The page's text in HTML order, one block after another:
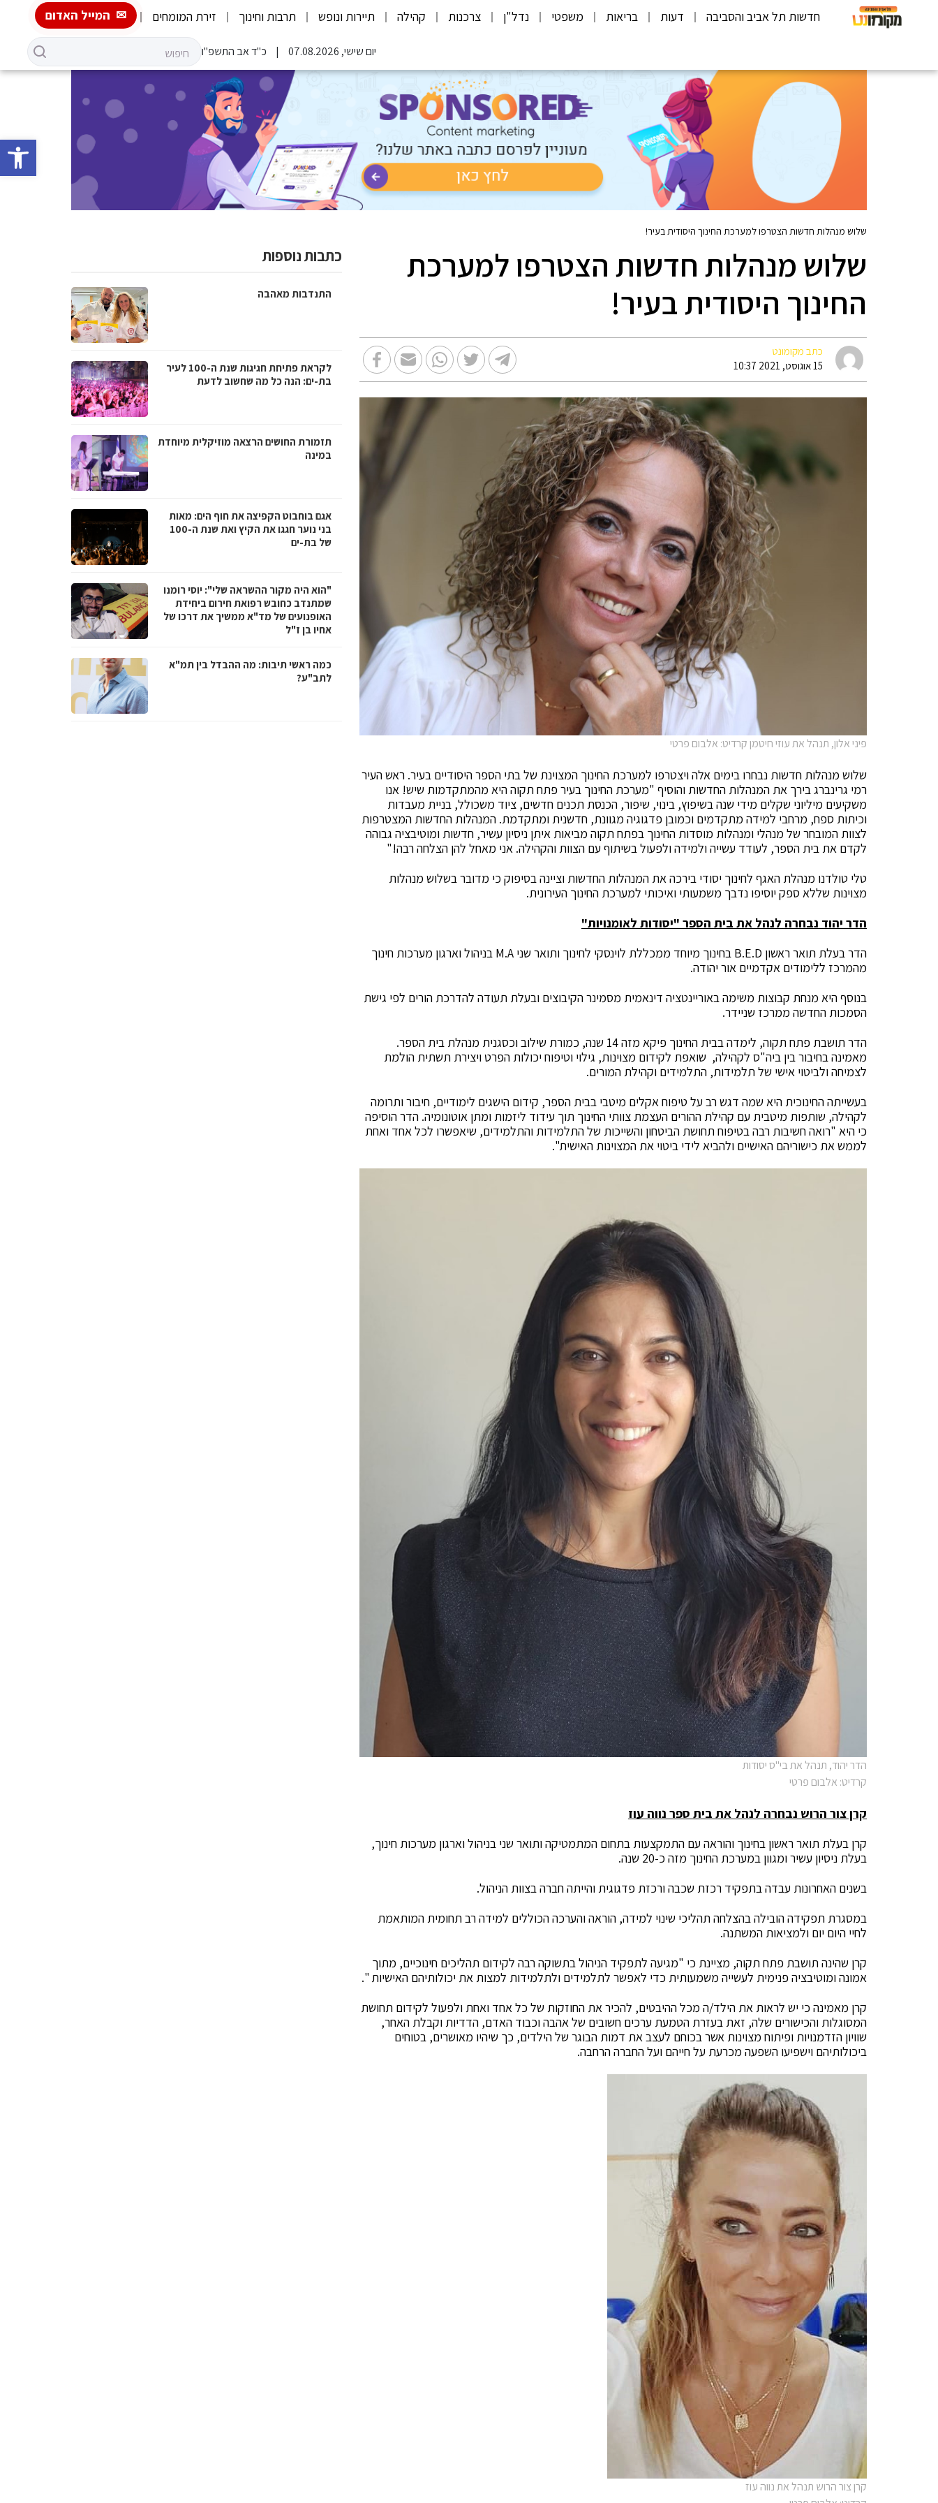
פתח
חדשות תל אביב והסביבה דעות בריאות משפטי נדל"ן צרכנות קהילה תיירות ונופש תרבות וחינוך זירת המומחים המייל האדום
יום שישי, 07.08.2026 כ"ד אב התשפ"ו
שלוש מנהלות חדשות הצטרפו למערכת החינוך היסודית בעיר!
שלוש מנהלות חדשות הצטרפו למערכת
החינוך היסודית בעיר!
כתב מקומונט
15 אוגוסט, 2021 10:37
פיני אלון, תנהל את עוזי חיטמן קרדיט: אלבום פרטי
שלוש מנהלות חדשות נבחרו בימים אלה ויצטרפו למערכת החינוך המצוינת של בתי הספר היסודיים בעיר. ראש העיר
רמי גרינברג בירך את המנהלות החדשות והוסיף "מערכת החינוך בעיר פתח תקוה היא מהמתקדמות שיש! אנו
משקיעים מיליוני שקלים מידי שנה בשיפוץ, בינוי, שיפור, הכנסת תכנים חדשים, ציוד משכולל, בניית מעבדות
וכיתות ספח, מרחבי למידה מתקדמים וכמובן פדגוגיה מגוונת, חדשנית ומתקדמת. המנהלות החדשות המצטרפות
לצוות המובחר של מנהלי ומנהלות מוסדות החינוך בפתח תקוה מביאות איתן ניסיון עשיר, חדשות ומוטיבציה גבוהה
לקדם את בית הספר, לעודד עשייה ולמידה ולפעול בשיתוף עם הצוות והקהילה. אני מאחל להן הצלחה רבה!"
טלי טולדנו מנהלת האגף לחינוך יסודי בירכה את המנהלות החדשות וציינה בסיפוק כי מדובר בשלוש מנהלות
מצוינות שללא ספק יוסיפו נדבך משמעותי ואיכותי למערכת החינוך העירונית.
הדר יהוד נבחרה לנהל את בית הספר "יסודות לאומנויות"
הדר בעלת תואר ראשון B.E.D בחינוך מיוחד ממכללת לוינסקי לחינוך ותואר שני M.A בניהול וארגון מערכות חינוך
מהמרכז ללימודים אקדמיים אור יהודה.
בנוסף היא מנחת קבוצות משימה באוריינטציה דינאמית מסמינר הקיבוצים ובעלת תעודה להדרכת הורים לפי גישת
הסמכות החדשה ממרכז שניידר.
הדר תושבת פתח תקוה, לימדה בבית החינוך פיקא מזה 14 שנה, כמורת שילוב וכסגנית מנהלת בית הספר.
מאמינה בחיבור בין ביה"ס לקהילה, שואפת לקידום מצוינות, גילוי וטיפוח יכולות הפרט ויצירת תשתית הולמת
לצמיחה ולביטוי אישי של תלמידות, התלמידים וקהילת המורים.
בעשייתה החינוכית היא שמה דגש רב על טיפוח אקלים מיטבי בבית הספר, קידום הישגים לימודיים, חיבור ותרומה
לקהילה, שותפות מיטבית עם קהילת ההורים העצמת צוותי החינוך תוך עידוד ליזמות ומתן אוטונומיה. הדר הוסיפה
כי היא "רואה חשיבות רבה בטיפוח תחושת הביטחון והשייכות של התלמידות והתלמידים, שיאפשרו לכל אחד ואחת
לממש את כישוריהם האישיים ולהביא לידי ביטוי את המצוינות האישית".
הדר יהוד, תנהל את בי"ס יסודות
קרדיט: אלבום פרטי
קרן צור הרוש נבחרה לנהל את בית ספר נווה עוז
קרן בעלת תואר ראשון בחינוך והוראה עם התמקצעות בתחום המתמטיקה ותואר שני בניהול וארגון מערכות חינוך,
בעלת ניסיון עשיר ומגוון במערכת החינוך מזה כ-20 שנה.
בשנים האחרונות עבדה בתפקיד רכזת שכבה ורכזת פדגוגית והייתה חברה בצוות הניהול.
במסגרת תפקידה הובילה בהצלחה תהליכי שינוי למידה, הוראה והערכה הכוללים למידה רב תחומית המותאמת
לחיי היום יום ולמציאות המשתנה.
קרן שהינה תושבת פתח תקוה, מציינת כי "מגיעה לתפקיד הניהול בתשוקה רבה לקידום תהליכים חינוכיים, מתוך
אמונה ומוטיבציה פנימית לעשייה משמעותית כדי לאפשר לתלמידים ולתלמידות למצות את יכולותיהם האישיות ".
קרן מאמינה כי יש לראות את הילד/ה מכל ההיבטים, להכיר את החוזקות של כל אחד ואחת ולפעול לקידום תחושת
המסוגלות והכישורים שלה, זאת בעזרת הטמעת ערכים חשובים של אהבה וכבוד האדם, הדדיות וקבלת האחר,
שוויון הזדמנויות ופיתוח מצוינות אשר בכוחם לעצב את דמות הבוגר של הילדים, כך שיהיו מאושרים, בטוחים
ביכולותיהם וישפיעו השפעה מכרעת על חייהם ועל החברה הרחבה.
קרן צור הרוש תנהל את נווה עוז
כתבות נוספות
התנדבות מאהבה
לקראת פתיחת חגיגות שנת ה-100 לעיר
בת-ים: הנה כל מה שחשוב לדעת
תזמורת החושים הרצאה מוזיקלית מיוחדת
במינה
אגם בוחבוט הקפיצה את חוף הים: מאות
בני נוער חגגו את הקיץ ואת שנת ה-100
של בת-ים
"הוא היה מקור ההשראה שלי": יוסי רומנו
שמתנדב כחובש רפואת חירום ביחידת
האופנועים של מד"א ממשיך את דרכו של
אחיו בן ז"ל
כמה ראשי תיבות: מה ההבדל בין תמ"א
לתב"ע?